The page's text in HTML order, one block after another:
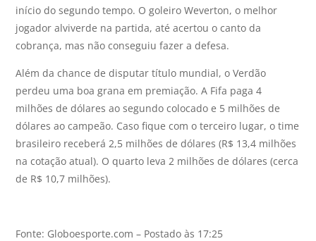
início do segundo tempo. O goleiro Weverton, o melhor
jogador alviverde na partida, até acertou o canto da
cobrança, mas não conseguiu fazer a defesa.
Além da chance de disputar título mundial, o Verdão
perdeu uma boa grana em premiação. A Fifa paga 4
milhões de dólares ao segundo colocado e 5 milhões de
dólares ao campeão. Caso fique com o terceiro lugar, o time
brasileiro receberá 2,5 milhões de dólares (R$ 13,4 milhões
na cotação atual). O quarto leva 2 milhões de dólares (cerca
de R$ 10,7 milhões).
Fonte: Globoesporte.com – Postado às 17:25